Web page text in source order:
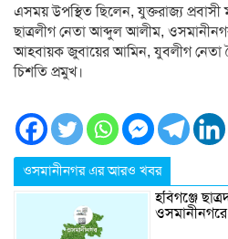
এসময় উপস্থিত ছিলেন, যুক্তরাজ্য
ছাত্রলীগ নেতা আব্দুল আলীম,
আহবায়ক জুবায়ের আমিন, যুবলীগ নেতা
চিশতি প্রমুখ।
ওসমানীনগর এর আরও খবর
হবিগঞ্জে
ওসমানীনগরে